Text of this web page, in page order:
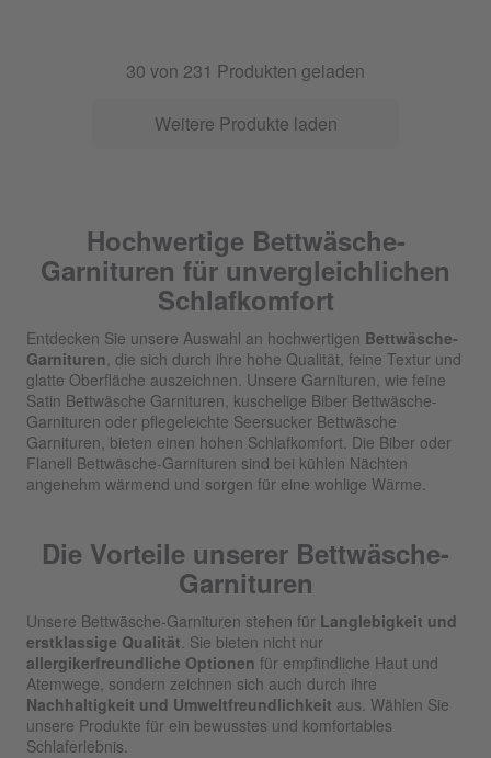
30 von 231 Produkten geladen
Weitere Produkte laden
Hochwertige Bettwäsche-
Garnituren für unvergleichlichen
Schlafkomfort
Entdecken Sie unsere Auswahl an hochwertigen Bettwäsche-
Garnituren , die sich durch ihre hohe Qualität, feine Textur und
glatte Oberfläche auszeichnen. Unsere Garnituren, wie feine
Satin Bettwäsche Garnituren, kuschelige Biber Bettwäsche-
Garnituren oder pflegeleichte Seersucker Bettwäsche
Garnituren, bieten einen hohen Schlafkomfort. Die Biber oder
Flanell Bettwäsche-Garnituren sind bei kühlen Nächten
angenehm wärmend und sorgen für eine wohlige Wärme.
Die Vorteile unserer Bettwäsche-
Garnituren
Unsere Bettwäsche-Garnituren stehen für Langlebigkeit und
erstklassige Qualität . Sie bieten nicht nur
allergikerfreundliche Optionen für empfindliche Haut und
Atemwege, sondern zeichnen sich auch durch ihre
Nachhaltigkeit und Umweltfreundlichkeit aus. Wählen Sie
unsere Produkte für ein bewusstes und komfortables
Schlaferlebnis.